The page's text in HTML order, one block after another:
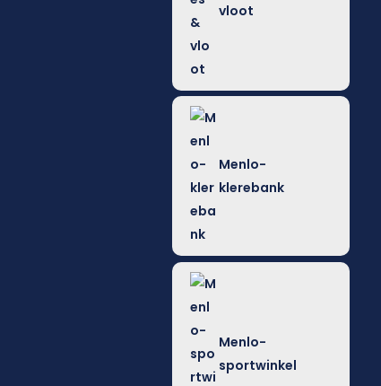
vloot
Menlo-
klerebank
Menlo-
sportwinkel